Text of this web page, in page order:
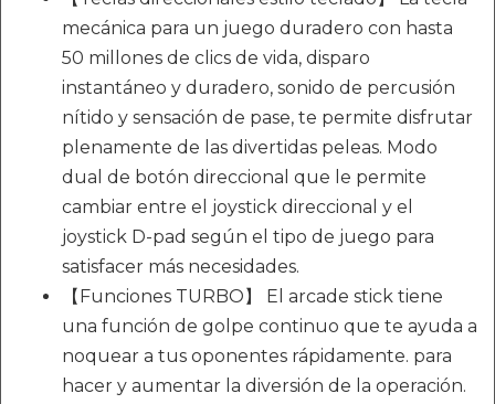
mecánica para un juego duradero con hasta
50 millones de clics de vida, disparo
instantáneo y duradero, sonido de percusión
nítido y sensación de pase, te permite disfrutar
plenamente de las divertidas peleas. Modo
dual de botón direccional que le permite
cambiar entre el joystick direccional y el
joystick D-pad según el tipo de juego para
satisfacer más necesidades.
【Funciones TURBO】 El arcade stick tiene
una función de golpe continuo que te ayuda a
noquear a tus oponentes rápidamente. para
hacer y aumentar la diversión de la operación.